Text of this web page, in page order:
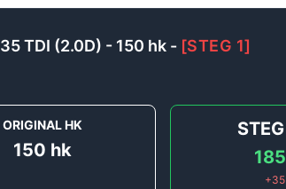
35 TDI (2.0D) - 150 hk - [STEG 1]
ORIGINAL HK
150 hk
STEG
185
+35